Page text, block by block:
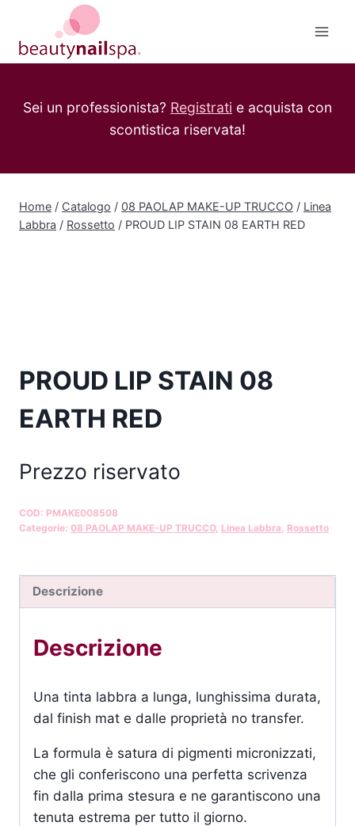
contenuto
Sei un professionista? Registrati e acquista con
scontistica riservata!
Home / Catalogo / 08 PAOLAP MAKE-UP TRUCCO / Linea
Labbra / Rossetto / PROUD LIP STAIN 08 EARTH RED
PROUD LIP STAIN 08
EARTH RED
Prezzo riservato
COD: PMAKE008508
Categorie: 08 PAOLAP MAKE-UP TRUCCO, Linea Labbra Rossetto
Descrizione
Descrizione
Una tinta labbra a lunga, lunghissima durata,
dal finish mat e dalle proprietà no transfer.
La formula è satura di pigmenti micronizzati,
che gli conferiscono una perfetta scrivenza
fin dalla prima stesura e ne garantiscono una
tenuta estrema per tutto il giorno.